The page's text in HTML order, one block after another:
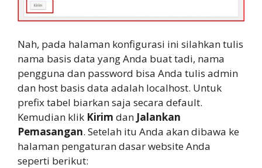
Nah, pada halaman konfigurasi ini silahkan tulis
nama basis data yang Anda buat tadi, nama
pengguna dan password bisa Anda tulis admin
dan host basis data adalah localhost. Untuk
prefix tabel biarkan saja secara default.
Kemudian klik Kirim dan Jalankan
Pemasangan. Setelah itu Anda akan dibawa ke
halaman pengaturan dasar website Anda
seperti berikut: